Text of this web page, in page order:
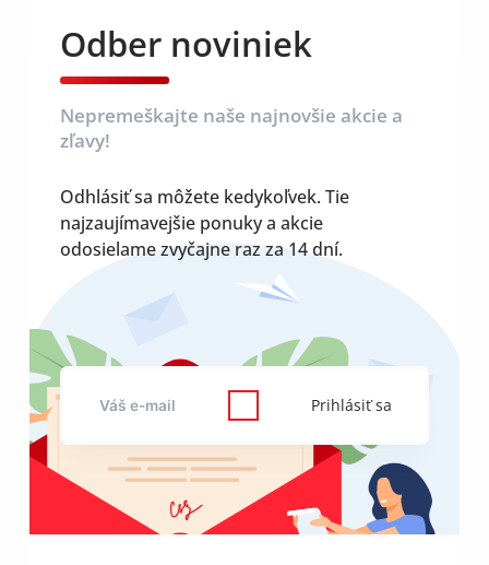
Odber noviniek
Nepremeškajte naše najnovšie akcie a
zľavy!
Odhlásiť sa môžete kedykoľvek. Tie
najzaujímavejšie ponuky a akcie
odosielame zvyčajne raz za 14 dní.
Prihlásiť sa